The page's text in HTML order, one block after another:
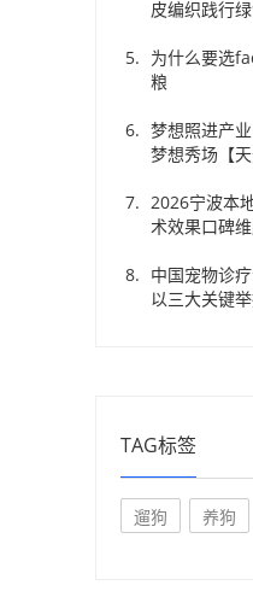
皮编织践行
为什么要选
粮
梦想照进产
梦想秀场【
2026宁波本
术效果口碑
中国宠物诊
以三大关键
TAG标签
遛狗 养狗